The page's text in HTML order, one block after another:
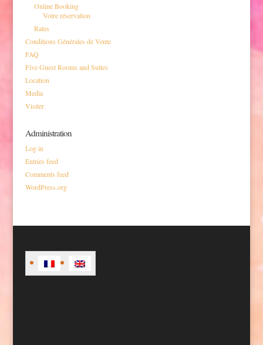
Online Booking
Votre réservation
Rates
Conditions Générales de Vente
FAQ
Five Guest Rooms and Suites
Location
Media
Visiter
Administration
Log in
Entries feed
Comments feed
WordPress.org